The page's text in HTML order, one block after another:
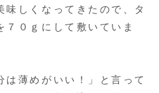
味しくなってきたので、タ
７０ｇにして敷いていま
薄めがいい！」と言って